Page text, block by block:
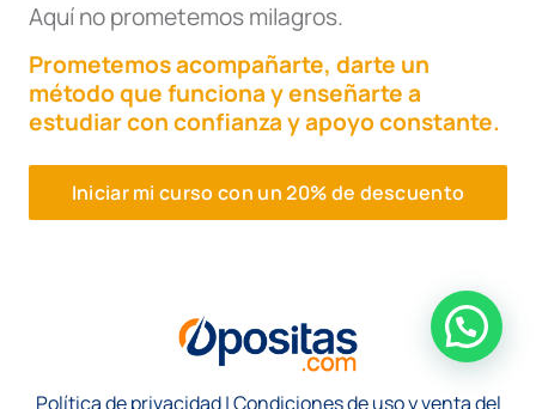
Aquí no prometemos milagros.
Prometemos acompañarte, darte un
método que funciona y enseñarte a
estudiar con confianza y apoyo constante.
Iniciar mi curso con un 20% de descuento
Política de privacidad|Condiciones de uso y venta del